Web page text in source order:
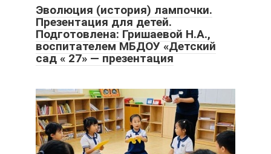
Эволюция (история) лампочки.
Презентация для детей.
Подготовлена: Гришаевой Н.А.,
воспитателем МБДОУ «Детский
сад « 27» — презентация